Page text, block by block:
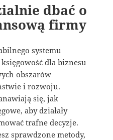
dbać o
firmy
systemu
dla biznesu
obszarów
i rozwoju.
się, jak
aby działały
trafne decyzje.
sprawdzone metody,